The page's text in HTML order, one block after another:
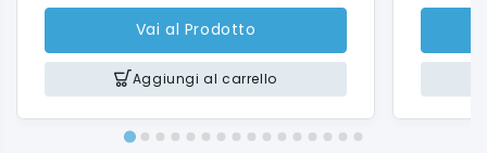
Vai al Prodotto
Aggiungi al carrello